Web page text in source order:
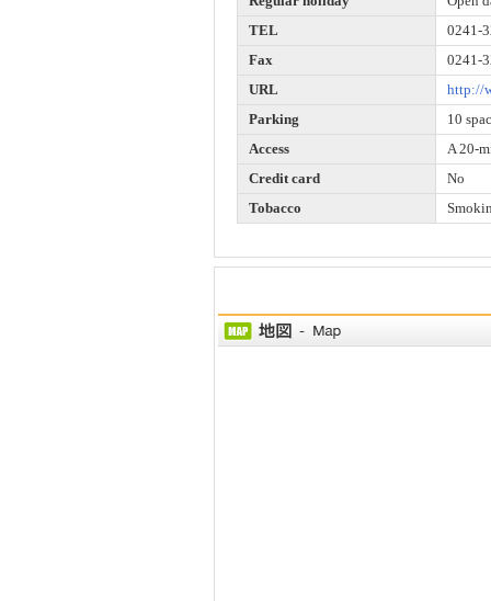
TEL
0241-
Fax
0241-
URL
http://
Parking
10
Access
A 20-
Credit card
No
Tobacco